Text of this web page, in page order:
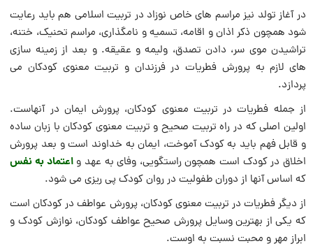
در آغاز تولد نیز مراسم های خاص نوزاد در تربیت اسلامی هم باید رعایت
شود همچون ذکر اذان و اقامه، تسمیه و نامگذاری، مراسم تحنیک، ختنه،
تراشیدن موی سر، دادن تصدق، ولیمه و عقیقه. و بعد از زمینه سازی
های لازم به پرورش فطریات در فرزندان و تربیت معنوی کودکان می
پردازد.
از جمله فطریات در تربیت معنوی کودکان، پرورش ایمان در آنهاست.
اولین اصلی که در راه تربیت صحیح و تربیت معنوی کودکان با زبان ساده
و قابل فهم باید به کودک آموخت، ایمان به خداوند است و بعد پرورش
اخلاق در کودک است همچون راستگویی، وفای به عهد واعتماد به نفس
که اساس آنها از دوران طفولیت در روان کودک پی ریزی می شود.
از دیگر فطریات در تربیت معنوی کودکان، پرورش عواطف در کودکان است
که یکی از بهترین وسایل پرورش صحیح عواطف کودکان، نوازش کودک و
ابراز مهر و محبت نسبت به اوست.